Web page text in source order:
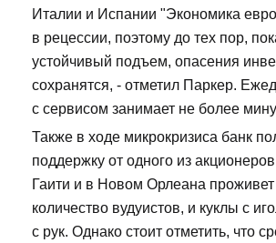
Италии и Испании "Экономика
в рецессии, поэтому до тех пор,
устойчивый подъем, опасения
сохранятся, - отметил Паркер.
с сервисом занимает не более
Также в ходе микрокризиса банк
поддержку от одного из
Гаити и в Новом Орлеана проживет
количество вудуистов, и куклы с
с рук. Однако стоит отметить, что